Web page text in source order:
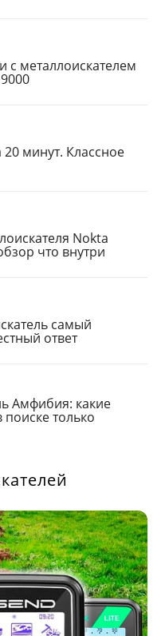
с металлоискателем
20 минут. Классное
Nokta
что внутри
самый
ответ
Амфибия: какие
только